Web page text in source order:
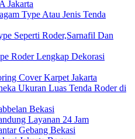
Jakarta
Type Atau Jenis Tenda
Seperti Roder,Sarnafil Dan
Roder Lengkap Dekorasi
Cover Karpet Jakarta
Ukuran Luas Tenda Roder di
Bekasi
Layanan 24 Jam
Gebang Bekasi